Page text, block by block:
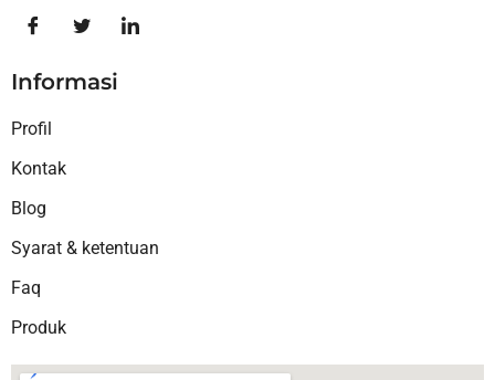
Informasi
Profil
Kontak
Blog
Syarat & ketentuan
Faq
Produk